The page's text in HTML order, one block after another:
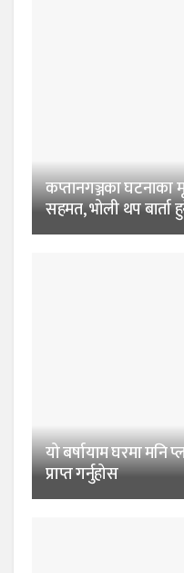
कप्तानगञ्जका
सहमत, भोली थप बार्ता
यो बर्षायाम घरमा मनि
प्राप्त गर्नुहोस